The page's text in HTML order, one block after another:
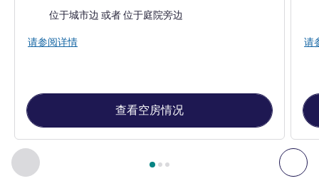
上一个 - 客房 下
第 页，共 , 客房 1 : 尊享房，配备 1 张双人床 , 客房 2 :
位于城市边 或者 位于庭院旁边
请参阅详情
查看空房情况
请